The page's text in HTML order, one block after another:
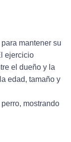
mantener su
ejercicio
el dueño y la
edad, tamaño y